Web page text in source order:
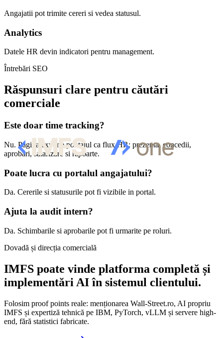
Angajatii pot trimite cereri si vedea statusul.
Analytics
Datele HR devin indicatori pentru management.
Întrebări SEO
Răspunsuri clare pentru căutări
comerciale
Este doar time tracking?
Nu. Pagina expune pontajul ca flux HR: prezenta, concedii,
aprobari, salarizare si rapoarte.
Poate lucra cu portalul angajatului?
Da. Cererile si statusurile pot fi vizibile in portal.
Ajuta la audit intern?
Da. Schimbarile si aprobarile pot fi urmarite pe roluri.
Dovadă și direcția comercială
IMFS poate vinde platforma completă și
implementări AI în sistemul clientului.
Folosim proof points reale: menționarea Wall-Street.ro, AI propriu
IMFS și expertiză tehnică pe IBM, PyTorch, vLLM și servere high-
end, fără statistici fabricate.